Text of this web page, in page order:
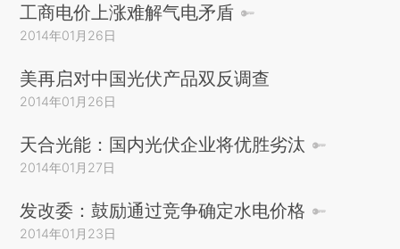
工商电价上涨难解气电矛盾
2014年01月26日
美再启对中国光伏产品双反调查
2014年01月26日
天合光能：国内光伏企业将优胜劣汰
2014年01月27日
发改委：鼓励通过竞争确定水电价格
2014年01月23日